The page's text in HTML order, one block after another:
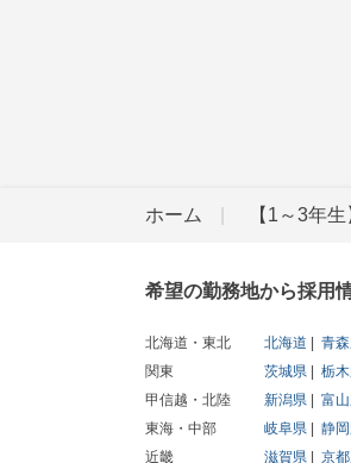
ホーム 【1～3年
希望の勤務地から採用
北海道・東北 北海道 青
関東
茨城県 栃
甲信越・北陸
新潟県 富
東海・中部
岐阜県 静
近畿
滋賀県 京